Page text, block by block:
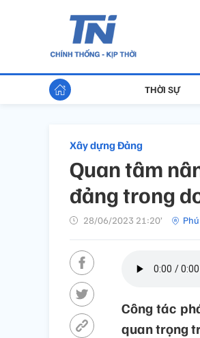
THỜI SỰ
Xây dựng Đảng
Quan tâm
đảng trong
28/06/2023 21:20’
Công tác
quan trọng